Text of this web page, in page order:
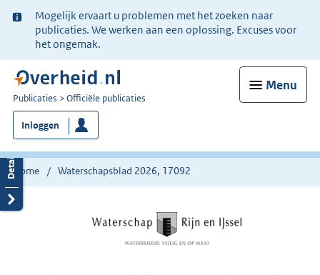
Ter
informatie:
Mogelijk ervaart u problemen met het zoeken naar
publicaties. We werken aan een oplossing. Excuses voor
het ongemak.
Menu
U
bent
nu
hier:
Publicaties Officiële publicaties
Inloggen
Home Waterschapsblad 2026, 17092